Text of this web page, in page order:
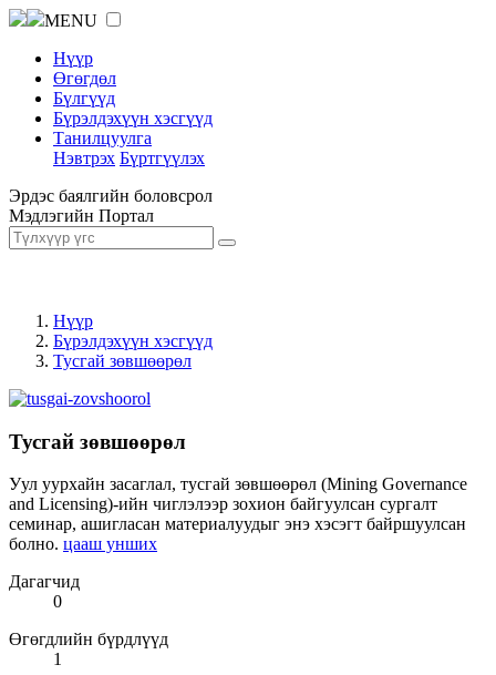
MENU
Нүүр
Өгөгдөл
Бүлгүүд
Бүрэлдэхүүн хэсгүүд
Танилцуулга
Нэвтрэх Бүртгүүлэх
Эрдэс баялгийн боловсрол
Мэдлэгийн Портал
Нүүр
Бүрэлдэхүүн хэсгүүд
Тусгай зөвшөөрөл
Тусгай зөвшөөрөл
Уул уурхайн засаглал, тусгай зөвшөөрөл (Mining Governance
and Licensing)-ийн чиглэлээр зохион байгуулсан сургалт
семинар, ашигласан материалуудыг энэ хэсэгт байршуулсан
болно. цааш унших
Дагагчид
0
Өгөгдлийн бүрдлүүд
1